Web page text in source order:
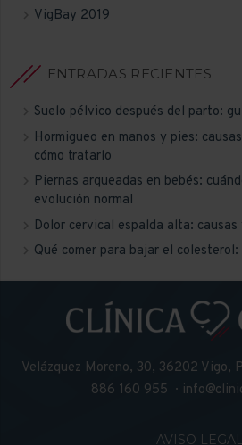
VigBay 2019
ENTRADAS RECIENTES
Suelo pélvico después del parto:
Hormigueo en manos y pies:
cómo tratarlo
Piernas arqueadas en bebés:
evolución normal
Dolor cervical espalda alta: causas
Qué comer para bajar el
Velázquez Moreno, 30, 36202 Vigo,
886 160 955 ·
AVISO LEGAL